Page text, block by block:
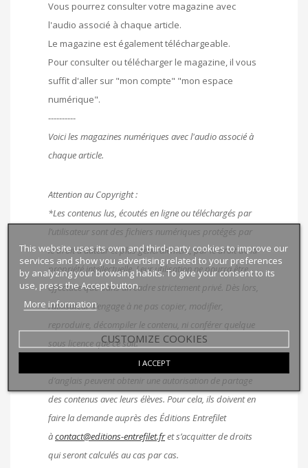
Vous pourrez consulter votre magazine avec
l'audio associé à chaque article.
Le magazine est également téléchargeable.
Pour consulter ou télécharger le magazine, il vous
suffit d'aller sur "mon compte" "mon espace
numérique".
----------
Voici les magazines numériques avec l'audio associé à
chaque article.
Attention au Copyright :
*Les contenus lus, écoutés en ligne ou téléchargés par
l’utilisateur sont des fichiers numériques protégés par
le droit d’auteur et plus généralement, par le droit de la
propriété intellectuelle. Leur utilisation ne pourra être
effectuée que dans un cadre strictement privé. Dès lors,
l’utilisateur s’engage à ne pas copier, modifier,
reproduire, décompiler le contenu, ni conférer quelque
sous licence que ce soit.
Dans le cas d’une utilisation en classe, les professeurs
d’anglais peuvent obtenir une autorisation de partage
des contenus avec leurs élèves. Pour cela, ils doivent en
faire la demande auprès des Éditions Entrefilet
àcontact@editions-entrefilet.fret s’acquitter de droits
qui seront calculés au cas par cas.
This website uses its own and third-party cookies to improve our
services and show you advertising related to your preferences
by analyzing your browsing habits. To give your consent to its
use, press the Accept button.
More information
CUSTOMIZE COOKIES
I ACCEPT